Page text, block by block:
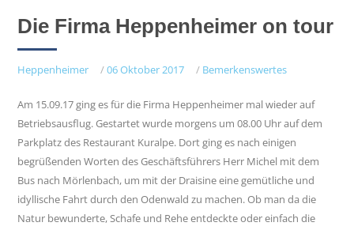
Die Firma Heppenheimer on tour
Heppenheimer /06 Oktober 2017 / Bemerkenswertes
Am 15.09.17 ging es für die Firma Heppenheimer mal wieder auf
Betriebsausflug. Gestartet wurde morgens um 08.00 Uhr auf dem
Parkplatz des Restaurant Kuralpe. Dort ging es nach einigen
begrüßenden Worten des Geschäftsführers Herr Michel mit dem
Bus nach Mörlenbach, um mit der Draisine eine gemütliche und
idyllische Fahrt durch den Odenwald zu machen. Ob man da die
Natur bewunderte, Schafe und Rehe entdeckte oder einfach die